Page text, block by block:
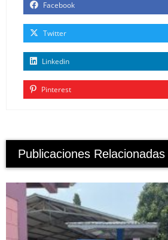
Facebook
Twitter
Linkedin
Pinterest
Publicaciones Relacionadas